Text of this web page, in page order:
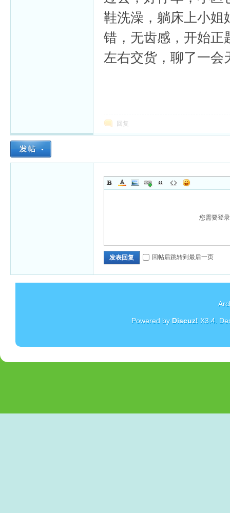
鞋洗澡，躺床上小姐
错，无齿感，开始正
左右交货，聊了一会
回复
您需要登
发表回复 回帖后跳转到最后一页
Powered by Discuz! X3.4.